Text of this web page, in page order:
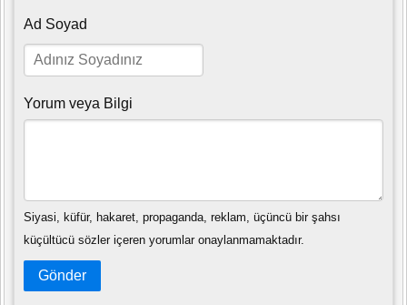
Ad Soyad
Yorum veya Bilgi
Siyasi, küfür, hakaret, propaganda, reklam, üçüncü bir şahsı
küçültücü sözler içeren yorumlar onaylanmamaktadır.
Gönder